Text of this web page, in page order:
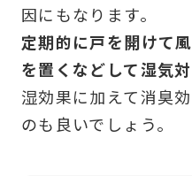
因にもなります。
定期的に戸を開けて
を置くなどして湿気
湿効果に加えて消臭
のも良いでしょう。